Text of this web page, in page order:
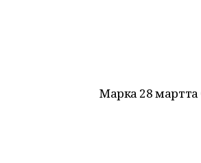
Марка 28 мартта